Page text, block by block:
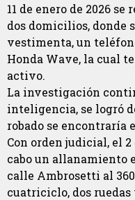
11 de enero de 2026
dos domicilios, donde
vestimenta, un
Honda Wave, la cual
activo.
La investigación
inteligencia, se logró
robado se encontraría
Con orden judicial, el 2
cabo un allanamiento
calle Ambrosetti al
cuatriciclo, dos